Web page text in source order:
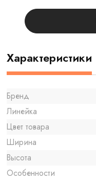
Характеристики
Бренд
Линейка
Цвет товара
Ширина
Высота
Особенности